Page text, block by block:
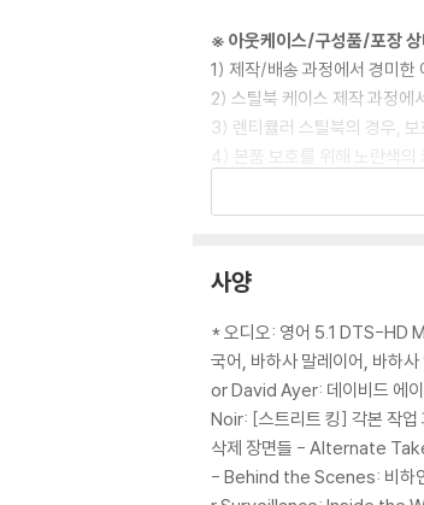
※ 아웃케이스/구성품/포장 상
1) 제작/배송 과정에서 경미한
2) 스틸북 케이스 제작 과정에
3) 렌티큘러 스틸북의 경우,
4) 본품 보호를 위해 노란색
5) 아웃케이스/구성품/포장
1) 기기 문제로 인해 발생하는
2) 정전기와 먼지로 인해 재
3) 일부 PC 연결형 ODD의 경
량의 경우 교환 시에도 동일한
※ 디스크 외관 불량
디스크에 미세한 잔 흠집이 남
다.
사양
* 오디오: 영어 5.1 DTS-HD
국어, 바하사 말레이어, 바
or David Ayer: 데이비드 에
Noir: [스트리트 킹] 각본 작
삭제 장면들 - Alternate
- Behind the Scenes: 비하